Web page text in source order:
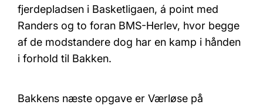
fjerdepladsen i Basketligaen, á point med
Randers og to foran BMS-Herlev, hvor begge
af de modstandere dog har en kamp i hånden
i forhold til Bakken.
Bakkens næste opgave er Værløse på